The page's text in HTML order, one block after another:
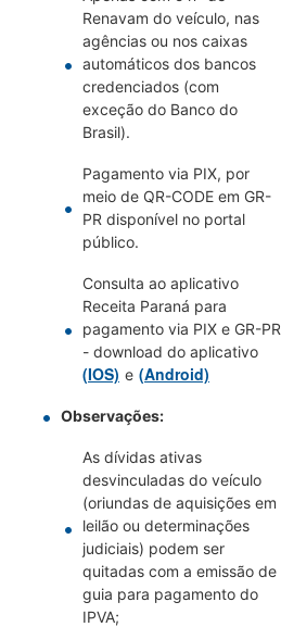
Renavam do veículo, nas
agências ou nos caixas
automáticos dos bancos
credenciados (com
exceção do Banco do
Brasil).
Pagamento via PIX, por
meio de QR-CODE em GR-
PR disponível no portal
público.
Consulta ao aplicativo
Receita Paraná para
pagamento via PIX e GR-PR
- download do aplicativo
(IOS) e (Android)
Observações:
As dívidas ativas
desvinculadas do veículo
(oriundas de aquisições em
leilão ou determinações
judiciais) podem ser
quitadas com a emissão de
guia para pagamento do
IPVA;